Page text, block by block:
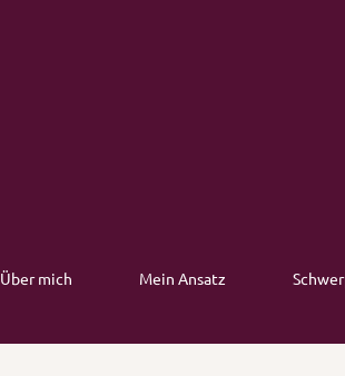
Über mich Mein Ansatz